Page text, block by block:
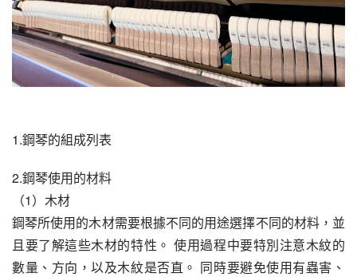
1.鋼琴的組成列表
2.鋼琴使用的材料
（1）木材
鋼琴所使用的木材需要根據不同的用途選擇不同的材料，並
且要了解這些木材的特性。 使用過程中要特別注意木紋的
數量、方向，以及木紋是否直。 同時要避免使用有蟲害、